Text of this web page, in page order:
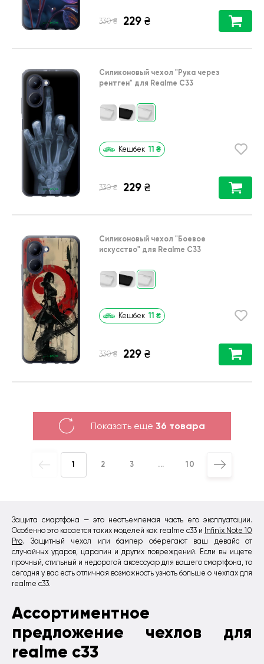
Защита смартфона — это неотъемлемая часть его эксплуатации.
Особенно это касается таких моделей как realme c33 и Infinix Note 10
Pro. Защитный чехол или бампер оберегают ваш девайс от
случайных ударов, царапин и других повреждений. Если вы ищете
прочный, стильный и недорогой аксессуар для вашего смартфона, то
сегодня у вас есть отличная возможность узнать больше о чехлах для
realme c33.
Ассортиментное
предложение чехлов для
realme c33
330 ₴ 229 ₴
Силиконовый чехол "Рука через
рентген" для Realme C33
Кешбек 11 ₴
330 ₴ 229 ₴
Силиконовый чехол "Боевое
искусство" для Realme C33
Кешбек 11 ₴
330 ₴ 229 ₴
Показать еще 36 товара
1 2 3 ... 10